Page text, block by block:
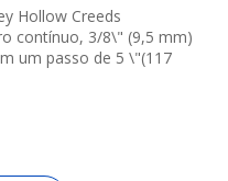
Hollow Creeds
contínuo, 3/8\" (9,5 mm)
um passo de 5 \"(117